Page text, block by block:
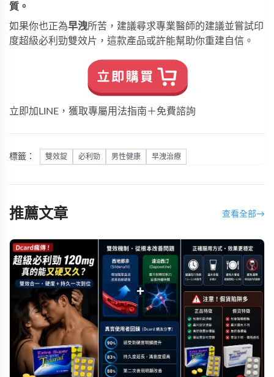
質。
如果你也正為早洩所苦，建議尋求專業醫師的建議並嘗試印
度超級必利勁雙效片 ，這款產品或許能幫助你重建自信。
立即加LINE，獲取專屬用法指南＋免費諮詢
標籤： 雙效錠 必利勁 男性健康 早洩治療
推薦文章 查看全部→